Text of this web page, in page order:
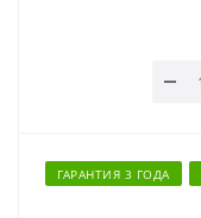
ГАРАНТИЯ 3 ГОДА